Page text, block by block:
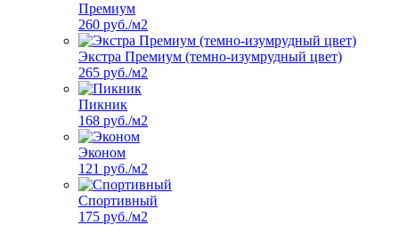
Премиум
260 руб./м2
Экстра Премиум (темно-изумрудный цвет)
265 руб./м2
Пикник
168 руб./м2
Эконом
121 руб./м2
Спортивный
175 руб./м2